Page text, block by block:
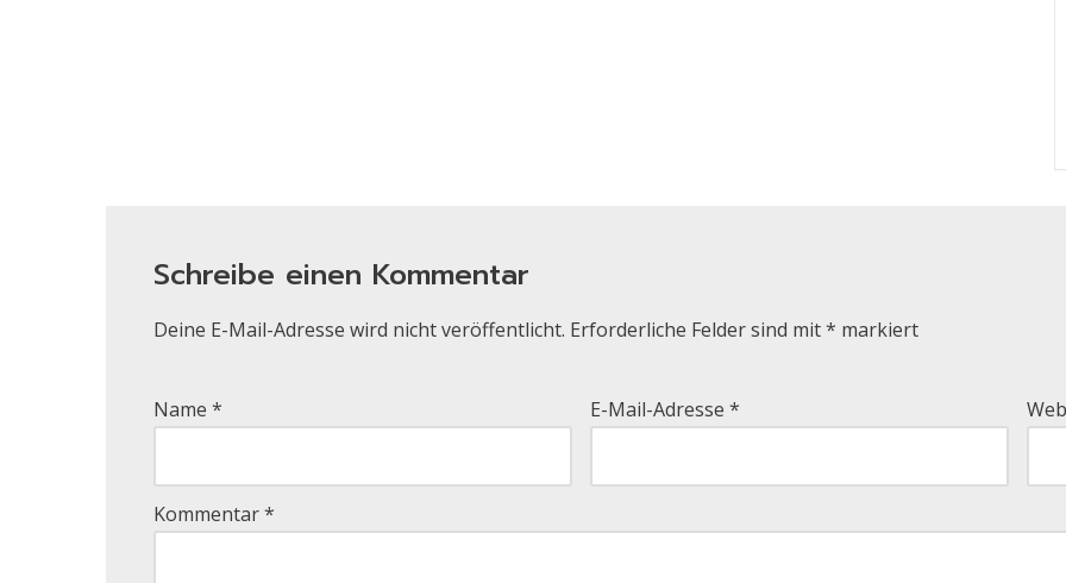
Schreibe einen Kommentar
Deine E-Mail-Adresse wird nicht veröffentlicht. Erforderliche Felder sind mit* markiert
Name * E-Mail-Adresse *
Kommentar*